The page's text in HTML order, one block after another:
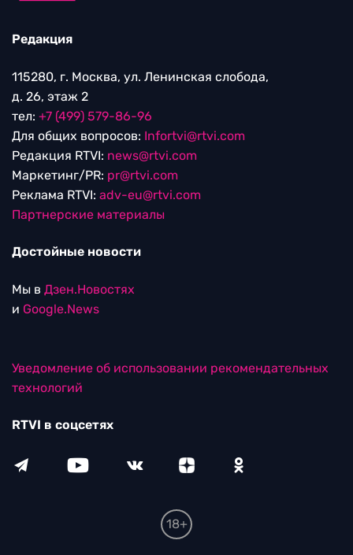
Редакция
115280, г. Москва, ул. Ленинская слобода,
д. 26, этаж 2
тел: +7 (499) 579-86-96
Для общих вопросов: Infortvi@rtvi.com
Редакция RTVI: news@rtvi.com
Маркетинг/PR: pr@rtvi.com
Реклама RTVI: adv-eu@rtvi.com
Партнерские материалы
Достойные новости
Мы в Дзен.Новостях
и Google.News
Уведомление об использовании рекомендательных
технологий
RTVI в соцсетях
18+